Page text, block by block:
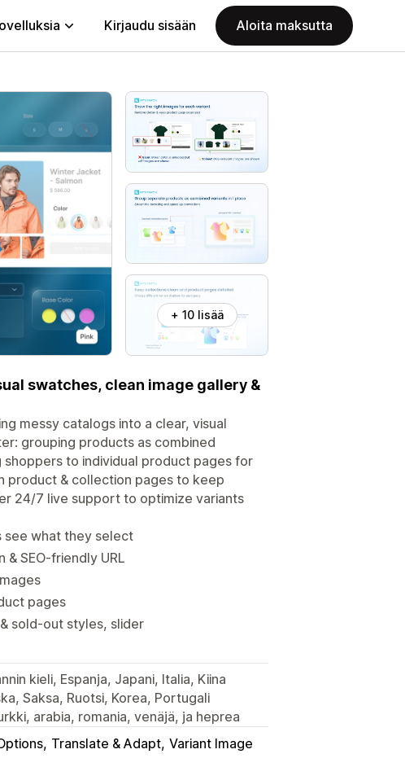
Kirjaudu sisään Aloita maksutta
+ 10 lisää
swatches, clean image gallery &
messy catalogs into a clear, visual
grouping products as combined
to individual product pages for
product & collection pages to keep
24/7 live support to optimize variants
see what they select
SEO-friendly URL
pages
sold-out styles, slider
kieli, Espanja, Japani, Italia, Kiina
Saksa, Ruotsi, Korea, Portugali
arabia, romania, venäjä, ja heprea
Translate & Adapt Variant Image